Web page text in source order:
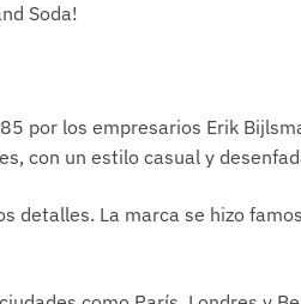
Soda!
por los empresarios Erik
con un estilo casual y
detalles. La marca se hizo